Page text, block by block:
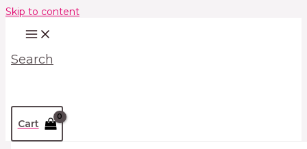
Skip to content
Search
Cart